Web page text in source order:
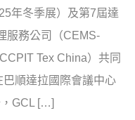
年冬季展）及第7屆達
服務公司（CEMS-
Tex China）共同
順達拉國際會議中心
，GCL […]